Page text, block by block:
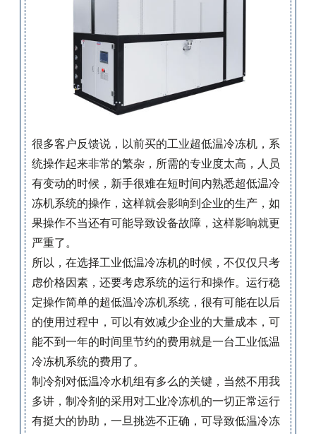
很多客户反馈说，以前买的工业超低温冷冻机，系
统操作起来非常的繁杂，所需的专业度太高，人员
有变动的时候，新手很难在短时间内熟悉超低温冷
冻机系统的操作，这样就会影响到企业的生产，如
果操作不当还有可能导致设备故障，这样影响就更
严重了。
所以，在选择工业低温冷冻机的时候，不仅仅只考
虑价格因素，还要考虑系统的运行和操作。运行稳
定操作简单的超低温冷冻机系统，很有可能在以后
的使用过程中，可以有效减少企业的大量成本，可
能不到一年的时间里节约的费用就是一台工业低温
冷冻机系统的费用了。
制冷剂对低温冷水机组有多么的关键，当然不用我
多讲，制冷剂的采用对工业冷冻机的一切正常运行
有挺大的协助，一旦挑选不正确，可导致低温冷冻